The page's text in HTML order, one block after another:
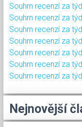
Souhrn recenzí za
Souhrn recenzí za
Souhrn recenzí za
Souhrn recenzí za
Souhrn recenzí za
Souhrn recenzí za
Souhrn recenzí za
Nejnovější